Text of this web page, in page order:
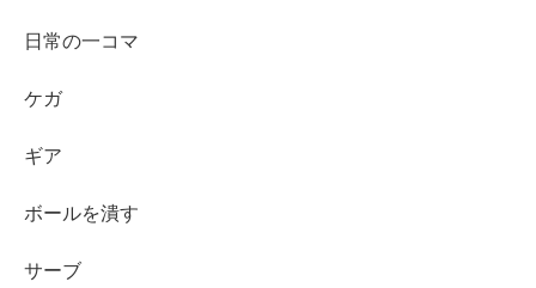
日常の一コマ
ケガ
ギア
ボールを潰す
サーブ